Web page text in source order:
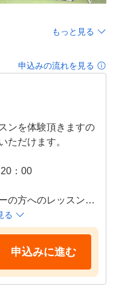
もっと見る
申込みの流れを見る
ンを体験頂きますの
ただけます。
：00
の方へのレッスンは
る
申込みに進む